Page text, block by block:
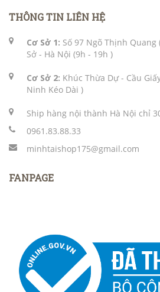
THÔNG TIN LIÊN HỆ
Cơ Sở 1: Số 97 Ngõ Thịnh Quang
Sở - Hà Nội (9h - 19h )
Cơ Sở 2: Khúc Thừa Dự - Cầu
Ninh Kéo Dài )
Ship hàng nội thành Hà Nội chỉ
0961.83.88.33
minhtaishop175@gmail.com
FANPAGE